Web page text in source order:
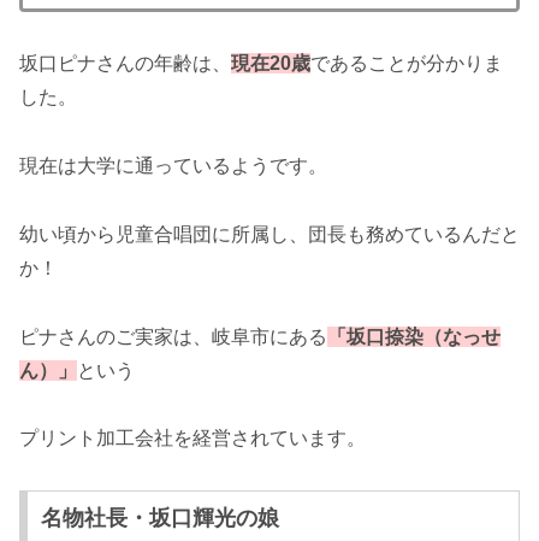
坂口ピナさんの年齢は、 現在20歳であることが分かりま
した。
現在は大学に通っているようです。
幼い頃から児童合唱団に所属し、団長も務めているんだと
か！
ピナさんのご実家は、岐阜市にある
「坂口捺染（なっせ
ん）」
という
プリント加工会社を経営されています。
名物社長・坂口輝光の娘